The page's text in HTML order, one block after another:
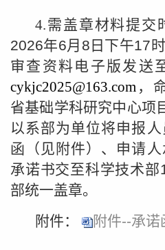
4.需盖章材料提交
2026年6月 8 日下午17
审查资料电子版发送
cykjc2025@163.com ，
省基础学科研究中心项
以系部为单位将申报
函（见附件）、申请
承诺书交至科学技术部
部统一盖章。
附件：
附件--承